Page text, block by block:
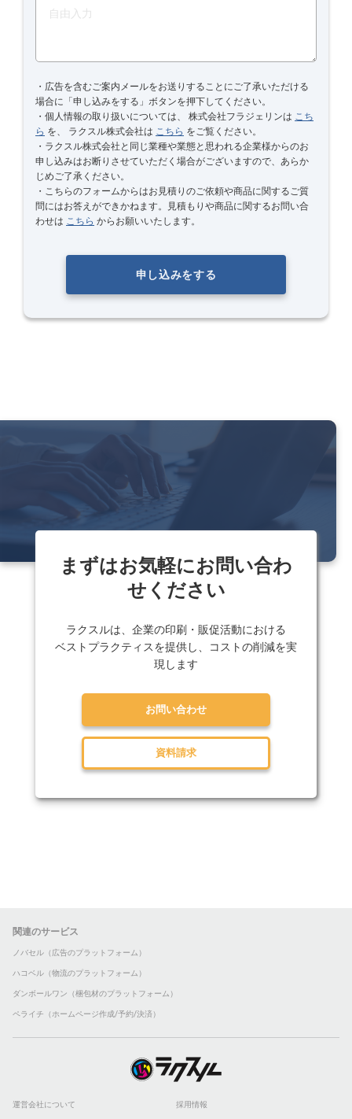
・広告を含むご案内メールをお送りすることにご了承いただける
場合に「申し込みをする」ボタンを押下してください。
・個人情報の取り扱いについては、 株式会社フラジェリンは こち
ら を、 ラクスル株式会社は こちら をご覧ください。
・ ラクスル株式会社と同じ業種や業態と思われる企業様からのお
申し込みはお断りさせていただく場合がございますので、あらか
じめご了承ください。
・こちらのフォームからはお見積りのご依頼や商品に関するご質
問にはお答えができかねます。見積もりや商品に関するお問い合
わせは こちら からお願いいたします。
申し込みをする
まずはお気軽にお問い合わ
せください
ラクスルは、企業の印刷・販促活動における
ベストプラクティスを提供し、コストの削減を実
現します
お問い合わせ
資料請求
関連のサービス
ノバセル（広告のプラットフォーム）
ハコベル（物流のプラットフォーム）
ダンボールワン（梱包材のプラットフォーム）
ペライチ（ホームページ作成/予約/決済）
運営会社について 採用情報